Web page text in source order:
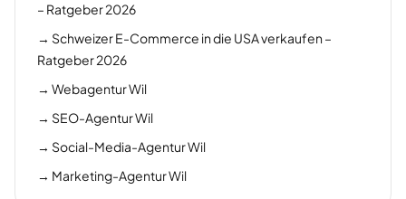
– Ratgeber 2026
→ Schweizer E-Commerce in die USA verkaufen –
Ratgeber 2026
→ Webagentur Wil
→ SEO-Agentur Wil
→ Social-Media-Agentur Wil
→ Marketing-Agentur Wil